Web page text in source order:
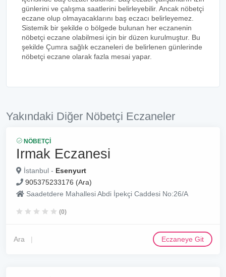
günlerini ve çalışma saatlerini belirleyebilir. Ancak nöbetçi
eczane olup olmayacaklarını baş eczacı belirleyemez.
Sistemik bir şekilde o bölgede bulunan her eczanenin
nöbetçi eczane olabilmesi için bir düzen kurulmuştur. Bu
şekilde Çumra sağlık eczaneleri de belirlenen günlerinde
nöbetçi eczane olarak fazla mesai yapar.
Yakındaki Diğer Nöbetçi Eczaneler
NÖBETÇI
Irmak Eczanesi
İstanbul - Esenyurt
905375233176 (Ara)
Saadetdere Mahallesi Abdi İpekçi Caddesi No:26/A
(0)
Ara Eczaneye Git